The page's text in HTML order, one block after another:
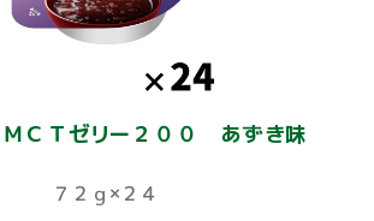
ＭＣＴゼリー２００ あずき味
７２ｇ×２４